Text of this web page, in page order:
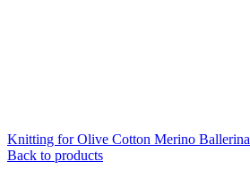
Knitting for Olive Cotton Merino Ballerina
Back to products